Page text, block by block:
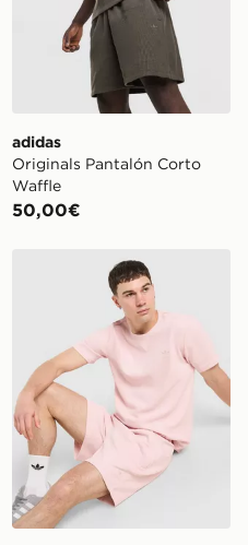
adidas
Originals Pantalón Corto
Waffle
50,00€
Waffle
adidas Originals Pantalón